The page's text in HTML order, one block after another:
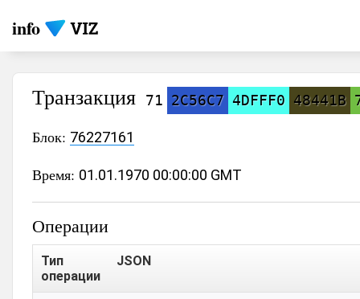
info
Транзакция 71 2C56C7 4DFFF0 48441B
Блок: 76227161
Время: 01.01.1970 00:00:00 GMT
Операции
Тип
операции
JSON